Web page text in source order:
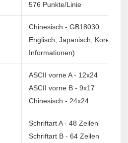
576 Punkte/Linie
Chinesisch - GB18030
Englisch, Japanisch, Korea
Informationen)
ASCII vorne A - 12x24
ASCII vorne B - 9x17
Chinesisch - 24x24
Schriftart A - 48 Zeilen
Schriftart B - 64 Zeilen